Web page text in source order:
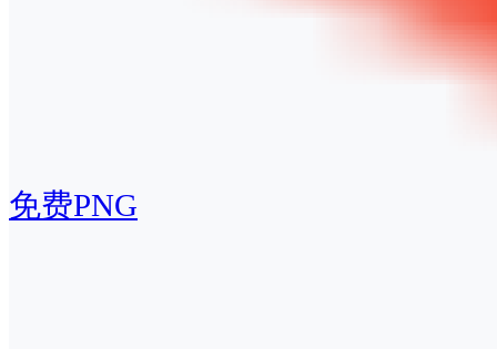
免费PNG